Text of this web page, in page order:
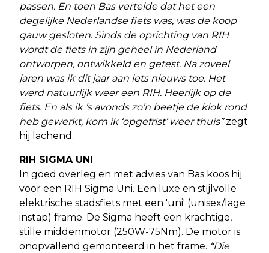
passen. En toen Bas vertelde dat het een
degelijke Nederlandse fiets was, was de koop
gauw gesloten. Sinds de oprichting van RIH
wordt de fiets in zijn geheel in Nederland
ontworpen, ontwikkeld en getest. Na zoveel
jaren was ik dit jaar aan iets nieuws toe. Het
werd natuurlijk weer een RIH. Heerlijk op de
fiets. En als ik ’s avonds zo’n beetje de klok rond
heb gewerkt, kom ik ‘opgefrist’ weer thuis”zegt
hij lachend.
RIH SIGMA UNI
In goed overleg en met advies van Bas koos hij
voor een RIH Sigma Uni. Een luxe en stijlvolle
elektrische stadsfiets met een 'uni' (unisex/lage
instap) frame. De Sigma heeft een krachtige,
stille middenmotor (250W-75Nm). De motor is
onopvallend gemonteerd in het frame. “Die